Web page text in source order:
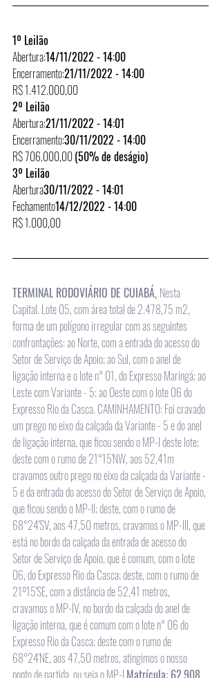
1º Leilão
Abertura:14/11/2022 - 14:00
Encerramento:21/11/2022 - 14:00
R$ 1.412.000,00
2º Leilão
Abertura:21/11/2022 - 14:01
Encerramento:30/11/2022 - 14:00
R$ 706.000,00 (50% de deságio)
3º Leilão
Abertura30/11/2022 - 14:01
Fechamento14/12/2022 - 14:00
R$ 1.000,00
TERMINAL RODOVIÁRIO DE CUIABÁ, Nesta
Capital. Lote 05, com área total de 2.478,75 m2,
forma de um polígono irregular com as seguintes
confrontações: ao Norte, com a entrada do acesso do
Setor de Serviço de Apoio; ao Sul, com o anel de
ligação interna e o lote n° 01, do Expresso Maringá; ao
Leste com Variante - 5; ao Oeste com o lote 06 do
Expresso Rio da Casca. CAMINHAMENTO: Foi cravado
um prego no eixo da calçada da Variante - 5 e do anel
de ligação interna, que ficou sendo o MP-I deste lote;
deste com o rumo de 21°15'NW, aos 52,41m
cravamos outro prego no eixo da calçada da Variante -
5 e da entrada do acesso do Setor de Serviço de Apoio,
que ficou sendo o MP-II; deste, com o rumo de
68°24'SV, aos 47,50 metros, cravamos o MP-Ill, que
está no bordo da calçada da entrada de acesso do
Setor de Serviço de Apoio, que é comum, com o lote
06, do Expresso Rio da Casca; deste, com o rumo de
21º15'SE, com a distância de 52,41 metros,
cravamos o MP-IV, no bordo da calçada do anel de
ligação interna, que é comum com o lote n° 06 do
Expresso Rio da Casca; deste com o rumo de
68°24'NE, aos 47,50 metros, atingimos o nosso
ponto de partida, ou seja o MP-I.Matrícula: 62.908,